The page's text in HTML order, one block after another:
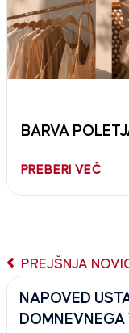
BARVA
PREBERI VEČ
PREJŠNJA
NAPOVED